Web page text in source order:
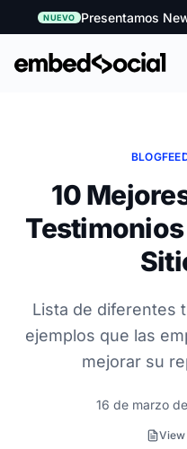
NUEVO Presentamos
BLOG
10
Lista de diferentes
ejemplos que las
mejorar su
16 de marzo
View